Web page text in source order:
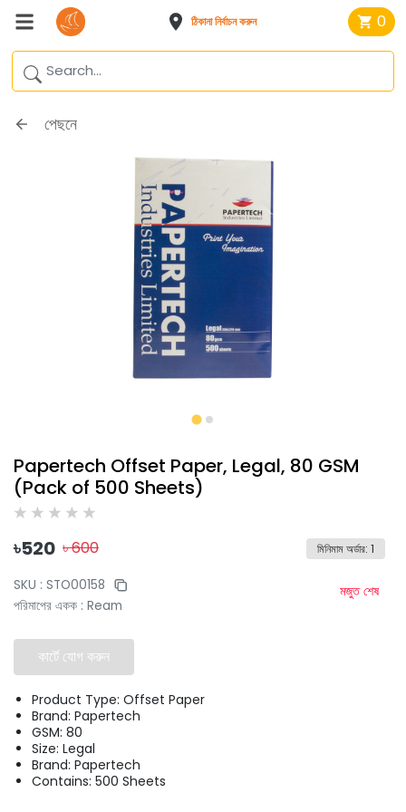
ঠিকানা নির্বাচন করুন 0
পেছনে
Papertech Offset Paper, Legal, 80 GSM
(Pack of 500 Sheets)
৳520 ৳600 মিনিমাম অর্ডার: 1
SKU : STO00158
পরিমাপের একক : Ream
মজুত শেষ
কার্টে যোগ করুন
Product Type: Offset Paper
Brand: Papertech
GSM: 80
Size: Legal
Brand: Papertech
Contains: 500 Sheets